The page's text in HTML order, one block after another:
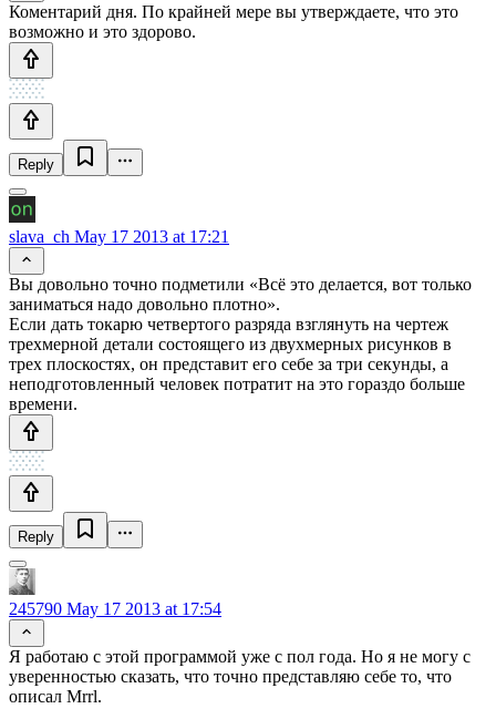
Коментарий дня. По крайней мере вы утверждаете, что это
возможно и это здорово.
Reply
slava_ch May 17 2013 at 17:21
Вы довольно точно подметили «Всё это делается, вот только
заниматься надо довольно плотно».
Если дать токарю четвертого разряда взглянуть на чертеж
трехмерной детали состоящего из двухмерных рисунков в
трех плоскостях, он представит его себе за три секунды, а
неподготовленный человек потратит на это гораздо больше
времени.
Reply
245790 May 17 2013 at 17:54
Я работаю с этой программой уже с пол года. Но я не могу с
уверенностью сказать, что точно представляю себе то, что
описал Mrrl.